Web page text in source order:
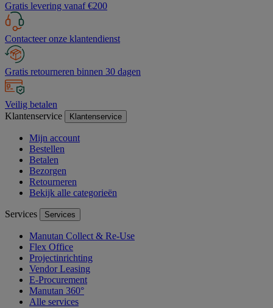
Gratis levering vanaf €200
Contacteer onze klantendienst
Gratis retourneren binnen 30 dagen
Veilig betalen
Klantenservice
Klantenservice
Mijn account
Bestellen
Betalen
Bezorgen
Retourneren
Bekijk alle categorieën
Services Services
Manutan Collect & Re-Use
Flex Office
Projectinrichting
Vendor Leasing
E-Procurement
Manutan 360°
Alle services